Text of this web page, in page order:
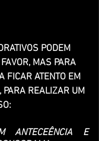
PODEM
MAS PARA
FICAR ATENTO EM
PARA REALIZAR UM
ANTECEÊNCIA E